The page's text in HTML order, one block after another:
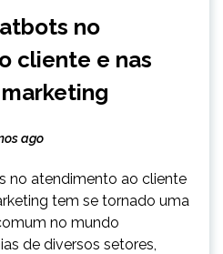
no
cliente e nas
ago
no atendimento ao cliente
tem se tornado uma
no mundo
de diversos setores,